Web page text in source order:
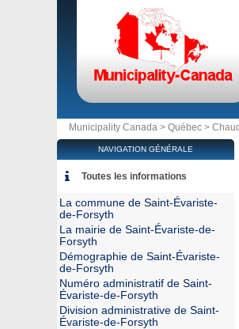
Municipality Canada > Québec >
NAVIGATION GÉNÉRALE
Toutes les informations
La commune de Saint-Évariste-
de-Forsyth
La mairie de Saint-Évariste-de-
Forsyth
Démographie de Saint-Évariste-
de-Forsyth
Numéro administratif de Saint-
Évariste-de-Forsyth
Division administrative de Saint-
Évariste-de-Forsyth